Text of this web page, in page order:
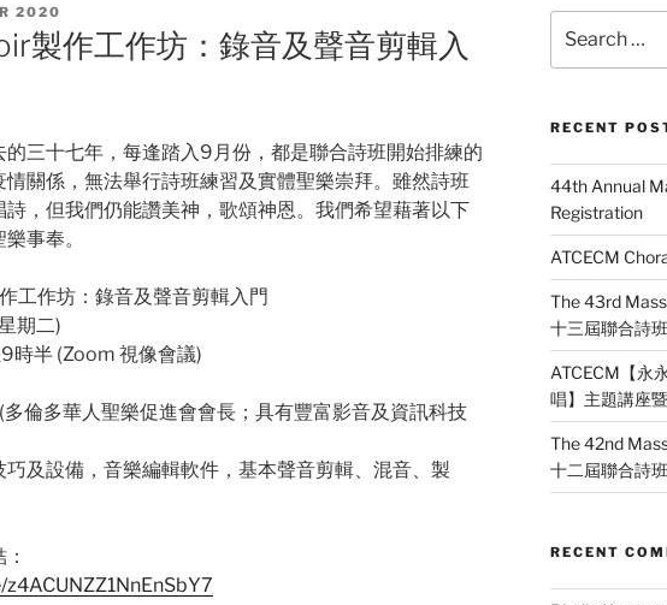
2020
製作工作坊：錄音及聲音剪輯入
的三十七年，每逢踏入9月份，都是聯合詩班開始排練的
情關係，無法舉行詩班練習及實體聖樂崇拜。雖然詩班
詩，但我們仍能讚美神，歌頌神恩。我們希望藉著以下
樂事奉。
工作坊：錄音及聲音剪輯入門
期二)
時半 (Zoom 視像會議)
倫多華人聖樂促進會會長；具有豐富影音及資訊科技
巧及設備，音樂編輯軟件，基本聲音剪輯、混音、製
for:
RECENT
44th Annual
Registration
ATCECM
The 43rd
十三屆聯合詩
ATCECM【永
唱】主題講座
The 42nd
十二屆聯合詩
RECENT